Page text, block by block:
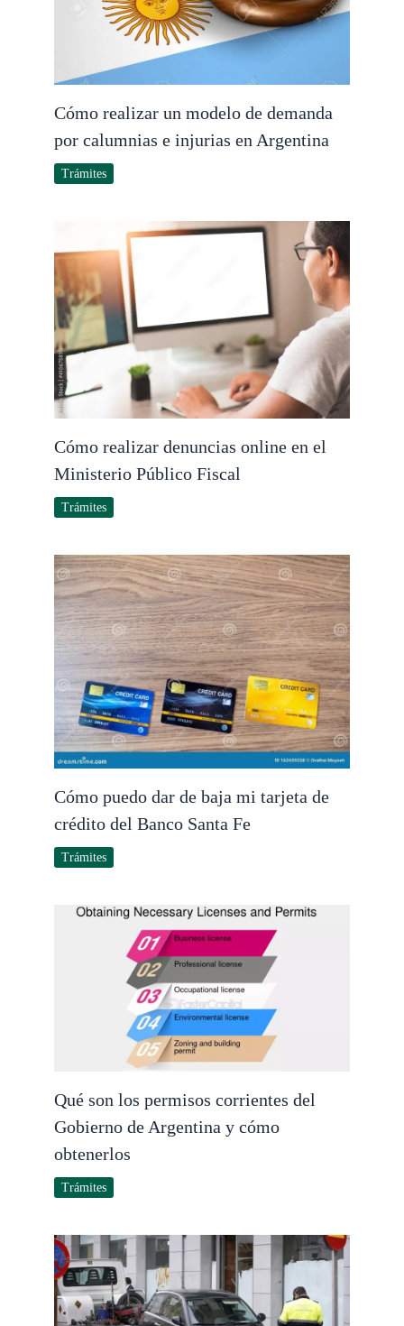
Cómo realizar un modelo de demanda
por calumnias e injurias en Argentina
Trámites
Cómo realizar denuncias online en el
Ministerio Público Fiscal
Trámites
Cómo puedo dar de baja mi tarjeta de
crédito del Banco Santa Fe
Trámites
Qué son los permisos corrientes del
Gobierno de Argentina y cómo
obtenerlos
Trámites